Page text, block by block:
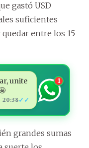
gastó USD
suficientes
entre los 15
unite
20:38✓✓
1
grandes sumas